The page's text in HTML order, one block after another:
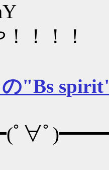
！！！
"Bs
ﾟ∀ﾟ